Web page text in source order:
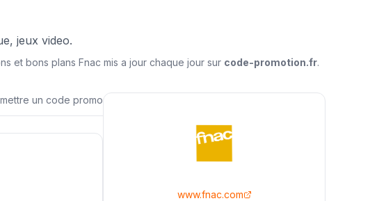
jeux video.
et bons plans Fnac mis a jour chaque jour sur code-promotion.fr.
un code promo
www.fnac.com